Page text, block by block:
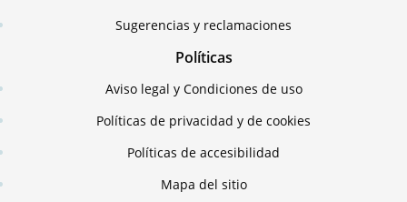
Sugerencias y reclamaciones
Políticas
Aviso legal y Condiciones de uso
Políticas de privacidad y de cookies
Políticas de accesibilidad
Mapa del sitio